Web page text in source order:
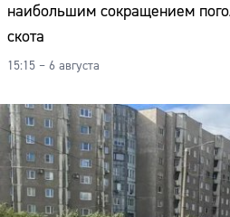
наибольшим сокращением
скота
15:15 – 6 августа